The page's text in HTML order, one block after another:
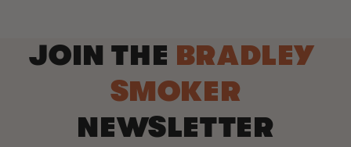
JOIN THE BRADLEY
SMOKER
NEWSLETTER